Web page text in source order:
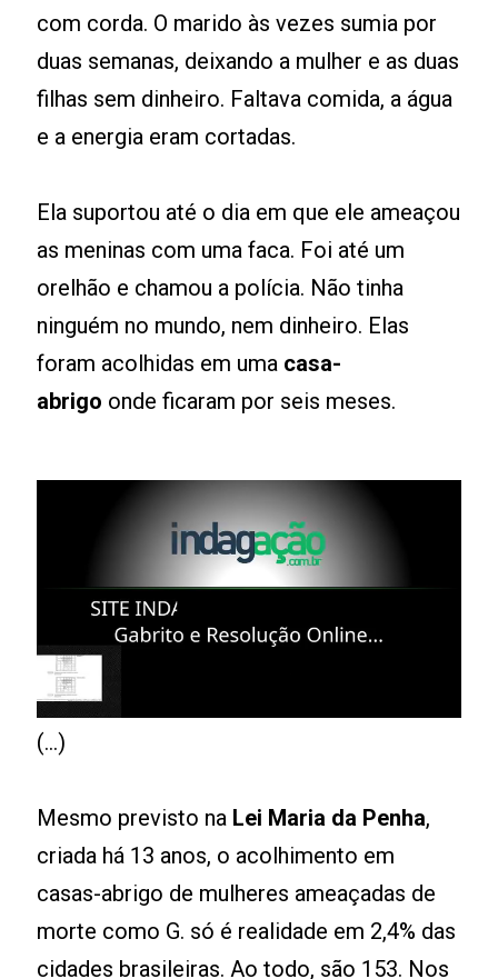
com corda. O marido às vezes sumia por
duas semanas, deixando a mulher e as duas
filhas sem dinheiro. Faltava comida, a água
e a energia eram cortadas.
Ela suportou até o dia em que ele ameaçou
as meninas com uma faca. Foi até um
orelhão e chamou a polícia. Não tinha
ninguém no mundo, nem dinheiro. Elas
foram acolhidas em uma casa-
abrigo onde ficaram por seis meses.
(...)
Mesmo previsto na Lei Maria da Penha,
criada há 13 anos, o acolhimento em
casas-abrigo de mulheres ameaçadas de
morte como G. só é realidade em 2,4% das
cidades brasileiras. Ao todo, são 153. Nos